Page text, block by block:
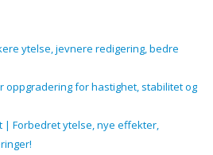
ytelse, jevnere redigering, bedre
oppgradering for hastighet, stabilitet og
| Forbedret ytelse, nye effekter,